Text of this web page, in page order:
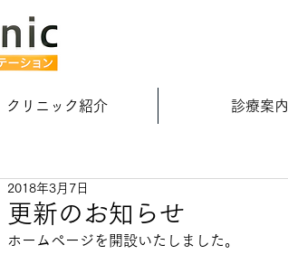
クリニック紹介 診療案内
更新のお知らせ
2018年3月7日
ホームページを開設いたしました。